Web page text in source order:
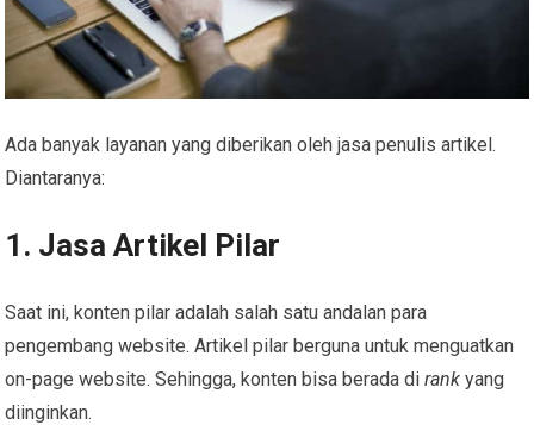
Ada banyak layanan yang diberikan oleh jasa penulis artikel.
Diantaranya:
1. Jasa Artikel Pilar
Saat ini, konten pilar adalah salah satu andalan para
pengembang website. Artikel pilar berguna untuk menguatkan
on-page website. Sehingga, konten bisa berada dirank yang
diinginkan.